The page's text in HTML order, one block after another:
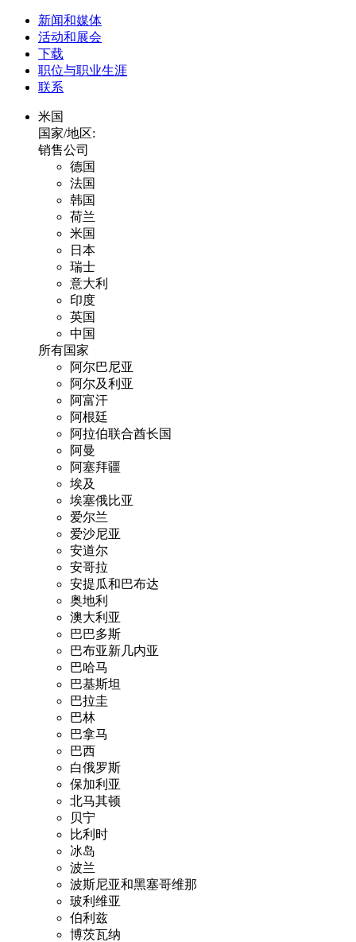
新闻和媒体
活动和展会
下载
职位与职业生涯
联系
米国
国家/地区:
销售公司
德国
法国
韩国
荷兰
米国
日本
瑞士
意大利
印度
英国
中国
所有国家
阿尔巴尼亚
阿尔及利亚
阿富汗
阿根廷
阿拉伯联合酋长国
阿曼
阿塞拜疆
埃及
埃塞俄比亚
爱尔兰
爱沙尼亚
安道尔
安哥拉
安提瓜和巴布达
奥地利
澳大利亚
巴巴多斯
巴布亚新几内亚
巴哈马
巴基斯坦
巴拉圭
巴林
巴拿马
巴西
白俄罗斯
保加利亚
北马其顿
贝宁
比利时
冰岛
波兰
波斯尼亚和黑塞哥维那
玻利维亚
伯利兹
博茨瓦纳